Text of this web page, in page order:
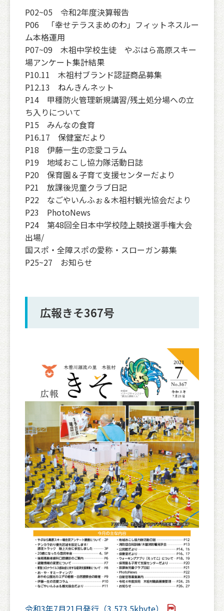
P02~05 令和2年度決算報告
P06 「幸せテラスまめのわ」フィットネスルー
ム本格運用
P07~09 木祖中学校生徒 やぶはら高原スキー
場アンケート集計結果
P10.11 木祖村ブランド認証商品募集
P12.13 ねんきんネット
P14 甲種防火管理新規講習/残土処分場への立
ち入りについて
P15 みんなの食育
P16.17 保健室だより
P18 伊藤一生の恋愛コラム
P19 地域おこし協力隊活動日誌
P20 保育園＆子育て支援センターだより
P21 放課後児童クラブ日記
P22 なごやいんふぉ＆木祖村観光協会だより
P23 PhotoNews
P24 第48回全日本中学校陸上競技選手権大会
出場/
国スポ・全障スポの愛称・スローガン募集
P25~27 お知らせ
広報きそ367号
令和3年7月21日発行（3,573.5kbyte）